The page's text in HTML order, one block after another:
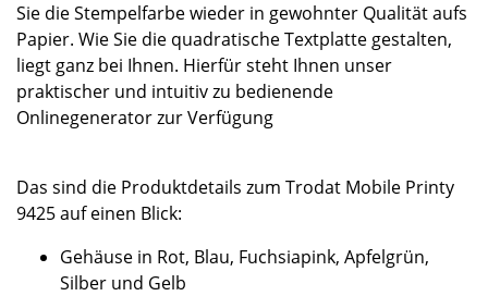
Sie die Stempelfarbe wieder in gewohnter Qualität aufs
Papier. Wie Sie die quadratische Textplatte gestalten,
liegt ganz bei Ihnen. Hierfür steht Ihnen unser
praktischer und intuitiv zu bedienende
Onlinegenerator zur Verfügung
Das sind die Produktdetails zum Trodat Mobile Printy
9425 auf einen Blick:
Gehäuse in Rot, Blau, Fuchsiapink, Apfelgrün,
Silber und Gelb